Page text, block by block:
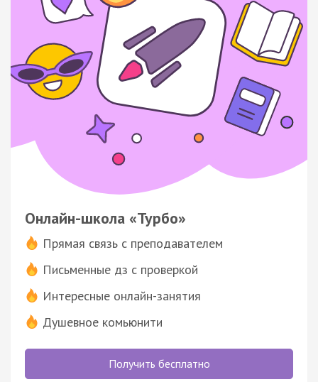
Онлайн-школа «Турбо»
Прямая связь с преподавателем
Письменные дз с проверкой
Интересные онлайн-занятия
Душевное комьюнити
Получить бесплатно